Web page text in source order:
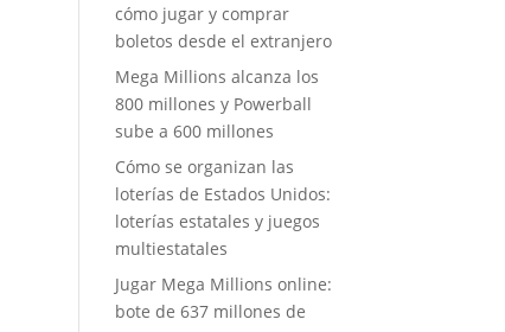
cómo jugar y comprar
boletos desde el extranjero
Mega Millions alcanza los
800 millones y Powerball
sube a 600 millones
Cómo se organizan las
loterías de Estados Unidos:
loterías estatales y juegos
multiestatales
Jugar Mega Millions online:
bote de 637 millones de